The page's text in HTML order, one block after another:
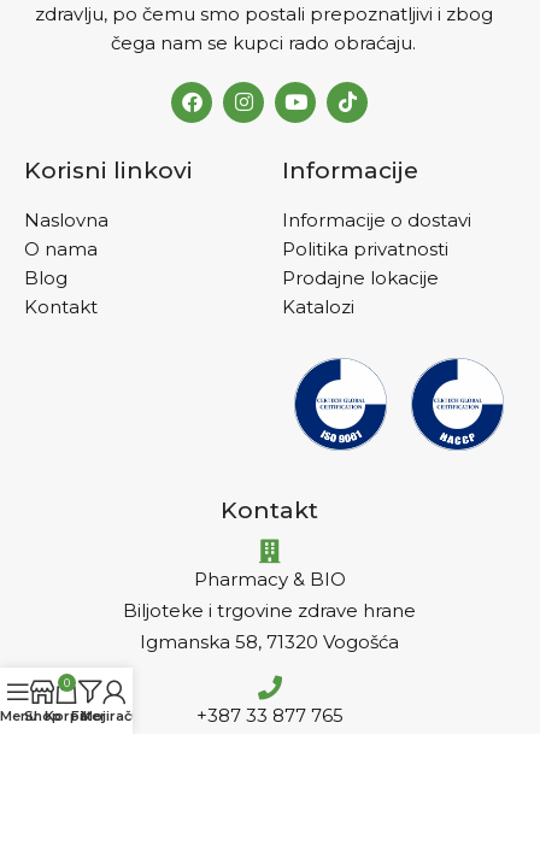
zdravlju, po čemu smo postali prepoznatljivi i zbog
čega nam se kupci rado obraćaju.
Korisni linkovi
Naslovna
O nama
Blog
Kontakt
Informacije
Informacije o dostavi
Politika privatnosti
Prodajne lokacije
Katalozi
Kontakt
Pharmacy & BIO
Biljoteke i trgovine zdrave hrane
Igmanska 58, 71320 Vogošća
+387 33 877 765
MenuShop
0
KorpaFilteri
Moj račun